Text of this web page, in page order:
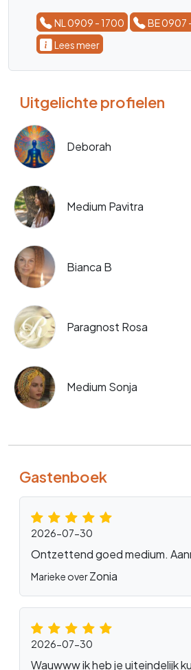
NL 0909 - 1700
BE 0907
Lees meer
Uitgelichte profielen
Deborah
Medium Pavitra
Bianca B
Paragnost Rosa
Medium Sonja
Gastenboek
2026-07-30
Ontzettend goed medium.
Marieke overZonia
2026-07-30
Wauwww ik heb je uiteindelijk